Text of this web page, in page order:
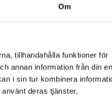
Om
tillhandahålla funktioner för
annan information från din
i sin tur kombinera
deras tjänster.
Våre
Slik